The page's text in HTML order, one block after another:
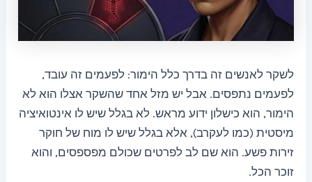
לשקר לאנשים זה בדרך כלל הימור: לפעמים זה עובד,
לפעמים נתפסים. אבל יש מזל אחד שהשקר אצלו הוא לא
הימור, הוא כישלון ידוע מראש. לא בגלל שיש לו אינטואיציה
מיסטית (כמו לעקרב), אלא בגלל שיש לו מוח של חוקר
זירות פשע. הוא שם לב לפרטים שכולם מפספסים, והוא
זוכר הכל.